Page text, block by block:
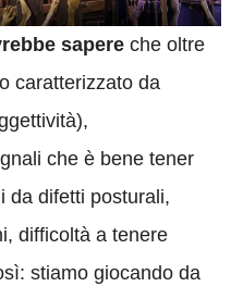
sapere che oltre
caratterizzato da
che è bene tener
da difetti posturali,
difficoltà a tenere
stiamo giocando da